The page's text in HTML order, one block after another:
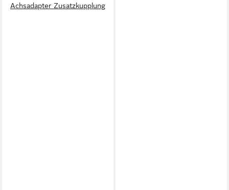
Achsadapter Zusatzkupplung